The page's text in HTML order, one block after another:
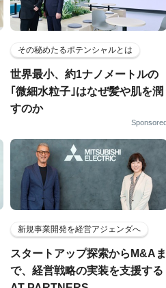
その秘めたるポテンシャルとは
世界最小、約1ナノメートルの
｢微細水粒子｣はなぜ髪や肌を潤
すのか
新規事業開発を経営アジェンダへ
スタートアップ探索からM&Aま
で、経営戦略の実装を支援する